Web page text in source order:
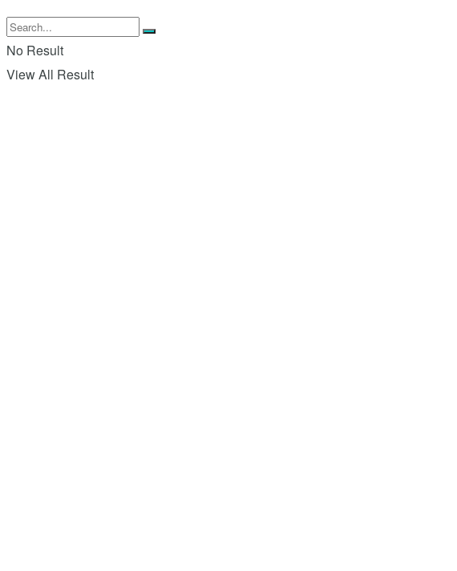
No Result
View All Result